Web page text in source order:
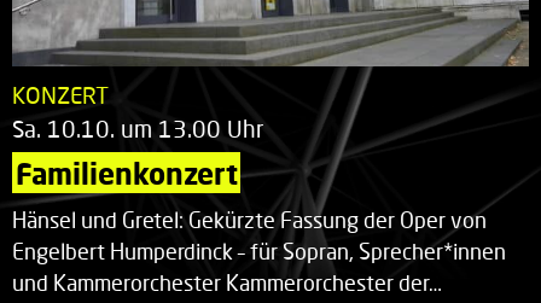
KONZERT
Sa. 10.10. um 13.00 Uhr
Familienkonzert
Hänsel und Gretel: Gekürzte Fassung der Oper von
Engelbert Humperdinck – für Sopran, Sprecher*innen
und Kammerorchester Kammerorchester der…